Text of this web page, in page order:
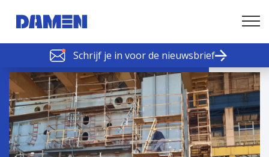
Schrijf je in voor de nieuwsbrief
SCHELDE SCHAKELS
Nieuws of tips